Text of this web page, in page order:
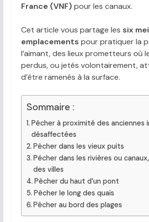
France (VNF) pour les canaux.
Cet article vous partage les six
emplacements pour pratiquer la
l’aimant, des lieux prometteurs où
perdus, ou jetés volontairement,
d’être ramenés à la surface.
Sommaire :
Pêcher à proximité des anciennes
désaffectées
Pêcher dans les vieux puits
Pécher dans les rivières ou
des villes
Pêcher du haut d’un pont
Pêcher le long des quais
Pêcher au bord des plages